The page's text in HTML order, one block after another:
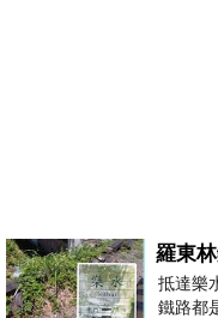
羅東
抵達樂
鐵路都